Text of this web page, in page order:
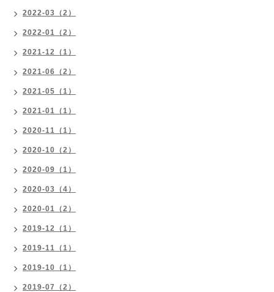
2022-03（2）
2022-01（2）
2021-12（1）
2021-06（2）
2021-05（1）
2021-01（1）
2020-11（1）
2020-10（2）
2020-09（1）
2020-03（4）
2020-01（2）
2019-12（1）
2019-11（1）
2019-10（1）
2019-07（2）